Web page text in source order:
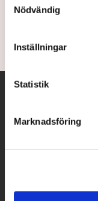
Nödvändig
Inställningar
Statistik
Marknadsföring
Kryptovalutor har